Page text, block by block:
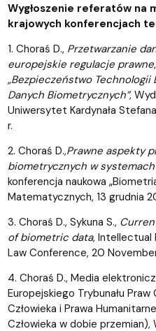
Wygłoszenie referatów na
krajowych konferencjach
1. Choraś D., Przetwarzanie
europejskie regulacje prawne
„Bezpieczeństwo
Danych Biometrycznych”,
Uniwersytet Kardynała
r.
2. Choraś D.,Prawne aspekty
biometrycznych w systemach
konferencja naukowa
Matematycznych, 13 grudnia
3. Choraś D., Sykuna S.,
of biometric data, Intellectual
Law Conference, 20
4. Choraś D., Media
Europejskiego Trybunału Praw
Człowieka i Prawa
Człowieka w dobie przemian),